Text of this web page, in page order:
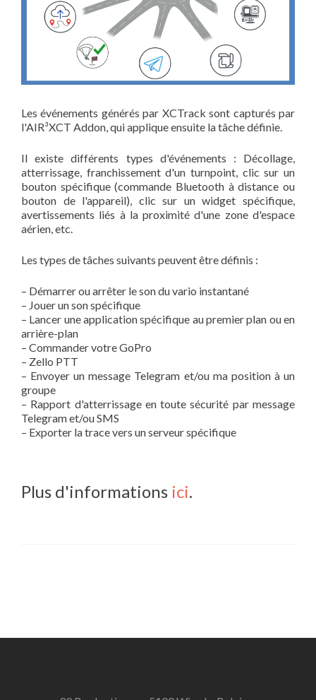
Les événements générés par XCTrack sont capturés par
l'AIR³XCT Addon, qui applique ensuite la tâche définie.
Il existe différents types d'événements : Décollage,
atterrissage, franchissement d'un turnpoint, clic sur un
bouton spécifique (commande Bluetooth à distance ou
bouton de l'appareil), clic sur un widget spécifique,
avertissements liés à la proximité d'une zone d'espace
aérien, etc.
Les types de tâches suivants peuvent être définis :
– Démarrer ou arrêter le son du vario instantané
– Jouer un son spécifique
– Lancer une application spécifique au premier plan ou en
arrière-plan
– Commander votre GoPro
– Zello PTT
– Envoyer un message Telegram et/ou ma position à un
groupe
– Rapport d'atterrissage en toute sécurité par message
Telegram et/ou SMS
– Exporter la trace vers un serveur spécifique
Plus d'informations ici.